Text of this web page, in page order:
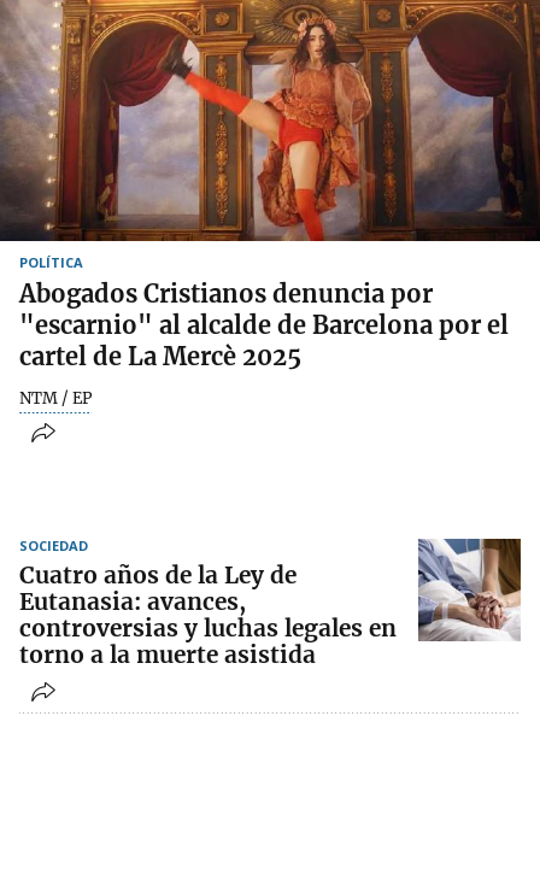
POLÍTICA
Abogados Cristianos denuncia por
"escarnio" al alcalde de Barcelona por el
cartel de La Mercè 2025
NTM / EP
SOCIEDAD
Cuatro años de la Ley de
Eutanasia: avances,
controversias y luchas legales en
torno a la muerte asistida